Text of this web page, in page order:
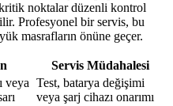
noktalar düzenli kontrol
Profesyonel bir servis, bu
masrafların önüne geçer.
Servis Müdahalesi
veya Test, batarya değişimi
veya şarj cihazı onarımı